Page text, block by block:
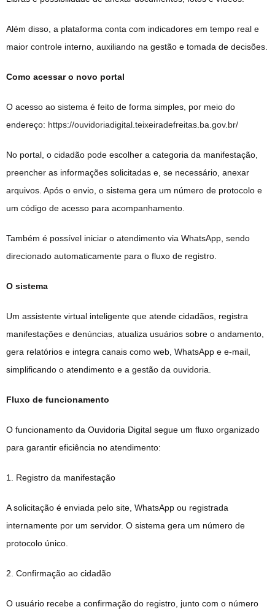
Além disso, a plataforma conta com indicadores em tempo real e
maior controle interno, auxiliando na gestão e tomada de decisões.
Como acessar o novo portal
O acesso ao sistema é feito de forma simples, por meio do
endereço: https://ouvidoriadigital.teixeiradefreitas.ba.gov.br/
No portal, o cidadão pode escolher a categoria da manifestação,
preencher as informações solicitadas e, se necessário, anexar
arquivos. Após o envio, o sistema gera um número de protocolo e
um código de acesso para acompanhamento.
Também é possível iniciar o atendimento via WhatsApp, sendo
direcionado automaticamente para o fluxo de registro.
O sistema
Um assistente virtual inteligente que atende cidadãos, registra
manifestações e denúncias, atualiza usuários sobre o andamento,
gera relatórios e integra canais como web, WhatsApp e e-mail,
simplificando o atendimento e a gestão da ouvidoria.
Fluxo de funcionamento
O funcionamento da Ouvidoria Digital segue um fluxo organizado
para garantir eficiência no atendimento:
1. Registro da manifestação
A solicitação é enviada pelo site, WhatsApp ou registrada
internamente por um servidor. O sistema gera um número de
protocolo único.
2. Confirmação ao cidadão
O usuário recebe a confirmação do registro, junto com o número